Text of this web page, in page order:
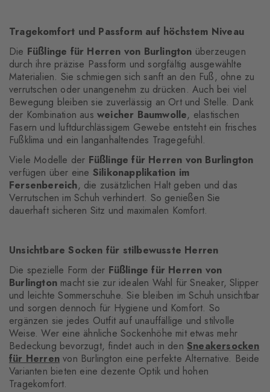
Tragekomfort und Passform auf höchstem Niveau
Die Füßlinge für Herren von Burlington überzeugen
durch ihre präzise Passform und sorgfältig ausgewählte
Materialien. Sie schmiegen sich sanft an den Fuß, ohne zu
verrutschen oder unangenehm zu drücken. Auch bei viel
Bewegung bleiben sie zuverlässig an Ort und Stelle. Dank
der Kombination aus weicher Baumwolle, elastischen
Fasern und luftdurchlässigem Gewebe entsteht ein frisches
Fußklima und ein langanhaltendes Tragegefühl.
Viele Modelle der Füßlinge für Herren von Burlington
verfügen über eine Silikonapplikation im
Fersenbereich, die zusätzlichen Halt geben und das
Verrutschen im Schuh verhindert. So genießen Sie
dauerhaft sicheren Sitz und maximalen Komfort.
Unsichtbare Socken für stilbewusste Herren
Die spezielle Form der Füßlinge für Herren von
Burlington macht sie zur idealen Wahl für Sneaker, Slipper
und leichte Sommerschuhe. Sie bleiben im Schuh unsichtbar
und sorgen dennoch für Hygiene und Komfort. So
ergänzen sie jedes Outfit auf unauffällige und stilvolle
Weise. Wer eine ähnliche Sockenhöhe mit etwas mehr
Bedeckung bevorzugt, findet auch in den Sneakersocken
für Herren von Burlington eine perfekte Alternative. Beide
Varianten bieten eine dezente Optik und hohen
Tragekomfort.